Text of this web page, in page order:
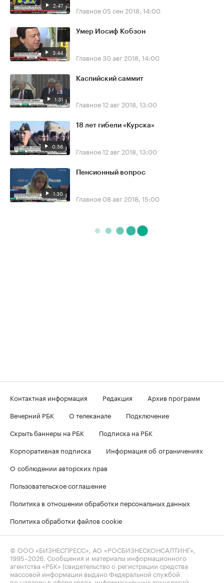
2:47 Главное 05 сен 2018, 14:00
3:44
Умер Иосиф Кобзон
Главное30 авг 2018, 14:00
1:31
Каспийский саммит
Главное12 авг 2018, 13:00
0:56
18 лет гибели «Курска»
Главное12 авг 2018, 13:00
1:30
Пенсионный вопрос
Главное 08 авг 2018, 15:00
Контактная информация Редакция
Архив программ
Вечерний РБК
О телеканале
Подключение
Скрыть баннеры на РБК
Подписка на РБК
Корпоративная подписка
Информация об ограничениях
О соблюдении авторских прав
Пользовательское соглашение
Политика в отношении обработки персональных данных
Политика обработки файлов cookie
© ООО «БИЗНЕСПРЕСС», АО «РОСБИЗНЕСКОНСАЛТИНГ»,
1995–2026 . Сообщения и материалы информационного
агентства «РБК» (свидетельство о регистрации средства
массовой информации выдано Федеральной службой